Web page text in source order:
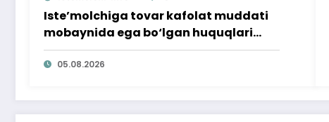
Iste’molchiga tovar kafolat muddati
mobaynida ega bo‘lgan huquqlari
ta’minlab berildi
05.08.2026